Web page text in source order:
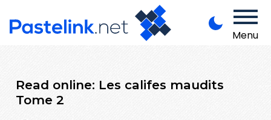
Menu
Read online: Les califes maudits
Tome 2